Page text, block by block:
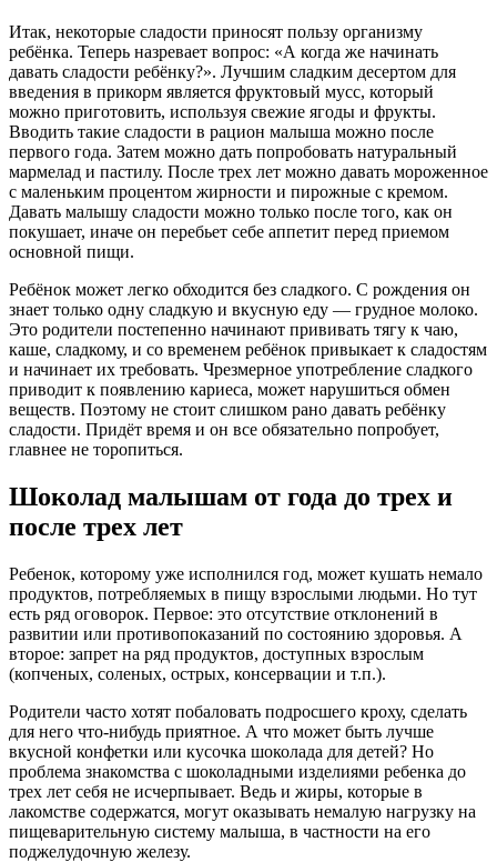
Итак, некоторые сладости приносят пользу организму
ребёнка. Теперь назревает вопрос: «А когда же начинать
давать сладости ребёнку?». Лучшим сладким десертом для
введения в прикорм является фруктовый мусс, который
можно приготовить, используя свежие ягоды и фрукты.
Вводить такие сладости в рацион малыша можно после
первого года. Затем можно дать попробовать натуральный
мармелад и пастилу. После трех лет можно давать мороженное
с маленьким процентом жирности и пирожные с кремом.
Давать малышу сладости можно только после того, как он
покушает, иначе он перебьет себе аппетит перед приемом
основной пищи.
Ребёнок может легко обходится без сладкого. С рождения он
знает только одну сладкую и вкусную еду — грудное молоко.
Это родители постепенно начинают прививать тягу к чаю,
каше, сладкому, и со временем ребёнок привыкает к сладостям
и начинает их требовать. Чрезмерное употребление сладкого
приводит к появлению кариеса, может нарушиться обмен
веществ. Поэтому не стоит слишком рано давать ребёнку
сладости. Придёт время и он все обязательно попробует,
главнее не торопиться.
Шоколад малышам от года до трех и
после трех лет
Ребенок, которому уже исполнился год, может кушать немало
продуктов, потребляемых в пищу взрослыми людьми. Но тут
есть ряд оговорок. Первое: это отсутствие отклонений в
развитии или противопоказаний по состоянию здоровья. А
второе: запрет на ряд продуктов, доступных взрослым
(копченых, соленых, острых, консервации и т.п.).
Родители часто хотят побаловать подросшего кроху, сделать
для него что-нибудь приятное. А что может быть лучше
вкусной конфетки или кусочка шоколада для детей? Но
проблема знакомства с шоколадными изделиями ребенка до
трех лет себя не исчерпывает. Ведь и жиры, которые в
лакомстве содержатся, могут оказывать немалую нагрузку на
пищеварительную систему малыша, в частности на его
поджелудочную железу.